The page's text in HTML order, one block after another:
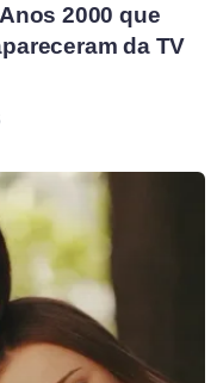
2000 que
da TV